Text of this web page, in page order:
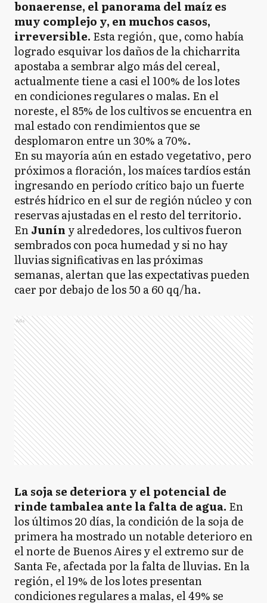
bonaerense, el panorama del maíz es
muy complejo y, en muchos casos,
irreversible. Esta región, que, como había
logrado esquivar los daños de la chicharrita
apostaba a sembrar algo más del cereal,
actualmente tiene a casi el 100% de los lotes
en condiciones regulares o malas. En el
noreste, el 85% de los cultivos se encuentra en
mal estado con rendimientos que se
desplomaron entre un 30% a 70%.
En su mayoría aún en estado vegetativo, pero
próximos a floración, los maíces tardíos están
ingresando en período crítico bajo un fuerte
estrés hídrico en el sur de región núcleo y con
reservas ajustadas en el resto del territorio.
EnJunín y alrededores, los cultivos fueron
sembrados con poca humedad y si no hay
lluvias significativas en las próximas
semanas, alertan que las expectativas pueden
caer por debajo de los 50 a 60 qq/ha.
Ads
La soja se deteriora y el potencial de
rinde tambalea ante la falta de agua. En
los últimos 20 días, la condición de la soja de
primera ha mostrado un notable deterioro en
el norte de Buenos Aires y el extremo sur de
Santa Fe, afectada por la falta de lluvias. En la
región, el 19% de los lotes presentan
condiciones regulares a malas, el 49% se